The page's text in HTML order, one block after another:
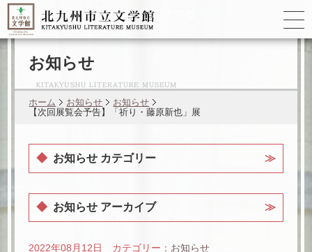
ゆかりの
お知らせ
ホーム お知らせ
お知らせ
【次回展覧会予告】「祈り・藤原新也」展
2022年08月12日 カテゴリー： お知らせ
お知らせ カテゴリー
お知らせ アーカイブ